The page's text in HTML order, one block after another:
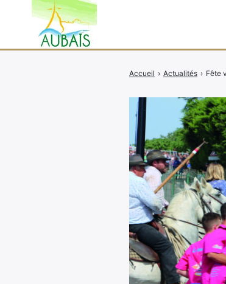
Accueil › Actualités › Fête